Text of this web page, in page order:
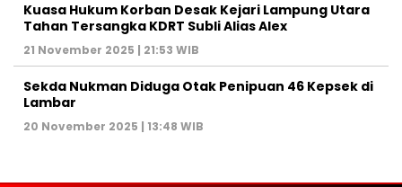
Kuasa Hukum Korban Desak Kejari Lampung Utara
Tahan Tersangka KDRT Subli Alias Alex
21 November 2025 | 21:53 WIB
Sekda Nukman Diduga Otak Penipuan 46 Kepsek di
Lambar
20 November 2025 | 13:48 WIB